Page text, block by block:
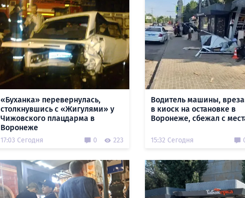
«Буханка» перевернулась,
столкнувшись с «Жигулями» у
Чижовского плацдарма в
Воронеже
17:03 Сегодня 0 223
Водитель машины,
в киоск на остановке в
Воронеже, сбежал с
15:32 Сегодня